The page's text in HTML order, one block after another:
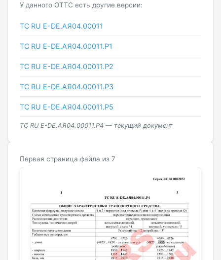
У данного ОТТС есть другие версии:
ТС RU Е-DE.АЯ04.00011
ТС RU Е-DE.АЯ04.00011.Р1
ТС RU Е-DE.АЯ04.00011.Р2
ТС RU Е-DE.АЯ04.00011.Р3
ТС RU Е-DE.АЯ04.00011.Р5
ТС RU Е-DE.АЯ04.00011.Р4 — текущий документ
Первая страница файла из 7